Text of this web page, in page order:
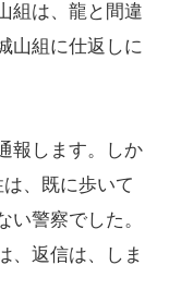
組は、龍と間違
山組に仕返しに
報します。しか
、既に歩いて
警察でした。
、返信は、しま